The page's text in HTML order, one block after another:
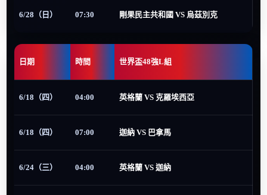
6/28（日） 07:30 剛果民主共和國 VS 烏茲別克
日期 時間 世界盃48強L組
6/18（四） 04:00 英格蘭 VS 克羅埃西亞
6/18（四） 07:00 迦納 VS 巴拿馬
6/24（三） 04:00 英格蘭 VS 迦納